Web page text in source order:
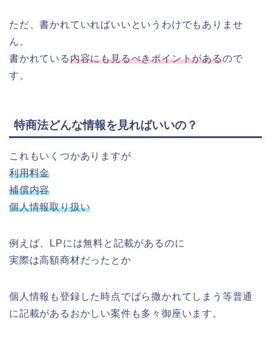
ただ、書かれていればいいというわけでもありませ
ん。
書かれている内容にも見るべきポイントがあるので
す。
特商法どんな情報を見ればいいの？
これもいくつかありますが
利用料金
補償内容
個人情報取り扱い
例えば、LPには無料と記載があるのに
実際は高額商材だったとか
個人情報も登録した時点でばら撒かれてしまう等普通
に記載があるおかしい案件も多々御座います。